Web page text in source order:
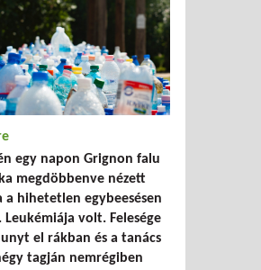
küzdelme az égetővel
egy napon Grignon falu
megdöbbenve nézett
a hihetetlen egybeesésen
Leukémiája volt. Felesége
el rákban és a tanács
tagján nemrégiben